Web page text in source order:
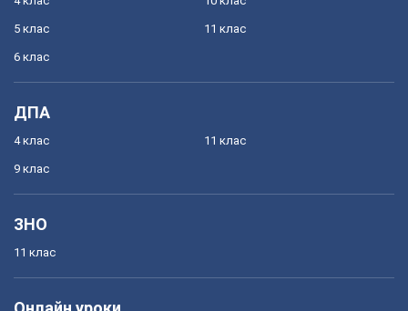
5 клас
6 клас
11 клас
ДПА
4 клас
9 клас
11 клас
ЗНО
11 клас